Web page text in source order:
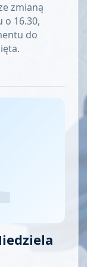
zmianą
o 16.30,
do